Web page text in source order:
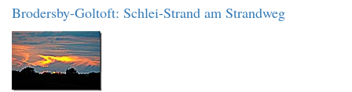
Brodersby-Goltoft: Schlei-Strand am Strandweg